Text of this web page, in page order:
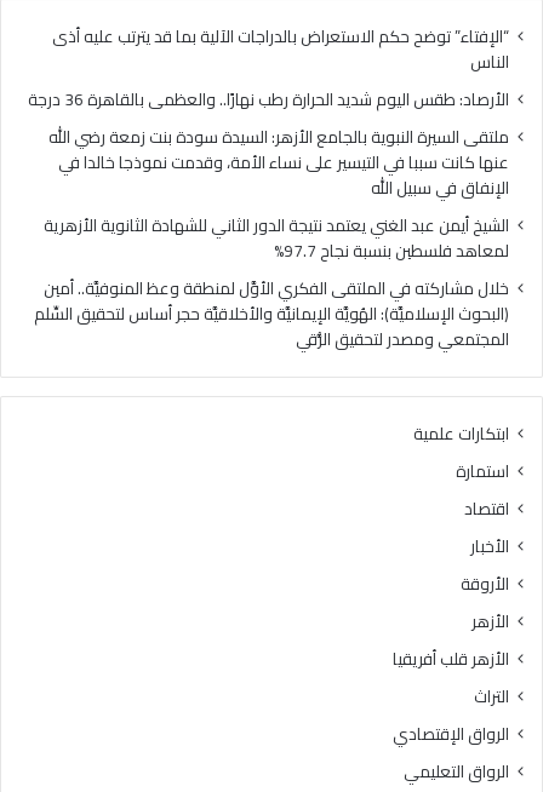
“الإفتاء” توضح حكم الاستعراض بالدراجات الآلية بما قد يترتب عليه أذى
الناس
الأرصاد: طقس اليوم شديد الحرارة رطب نهارًا.. والعظمى بالقاهرة 36 درجة
ملتقى السيرة النبوية بالجامع الأزهر: السيدة سودة بنت زمعة رضي الله
عنها كانت سببا في التيسير على نساء الأمة، وقدمت نموذجا خالدا في
الإنفاق في سبيل الله
الشيخ أيمن عبد الغني يعتمد نتيجة الدور الثاني للشهادة الثانوية الأزهرية
لمعاهد فلسطين بنسبة نجاح 97.7%
خلال مشاركته في الملتقى الفكري الأوَّل لمنطقة وعظ المنوفيَّة.. أمين
(البحوث الإسلاميَّة): الهُويَّة الإيمانيَّة والأخلاقيَّة حجر أساس لتحقيق السِّلم
المجتمعي ومصدر لتحقيق الرُّقي
ابتكارات علمية
استمارة
اقتصاد
الأخبار
الأروقة
الأزهر
الأزهر قلب أفريقيا
التراث
الرواق الإقتصادي
الرواق التعليمي